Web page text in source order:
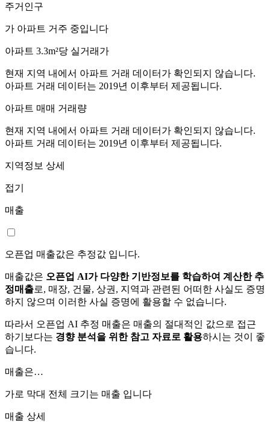
주거인구
가 아파트 거주 중입니다
아파트 3.3m²당 실거래가
현재 지역 내에서 아파트 거래 데이터가 확인되지 않습니다.
아파트 거래 데이터는 2019년 이후부터 제공됩니다.
아파트 매매 거래량
현재 지역 내에서 아파트 거래 데이터가 확인되지 않습니다.
아파트 거래 데이터는 2019년 이후부터 제공됩니다.
지역정보 상세
접기
매출
오픈업 매출값은 추정값 입니다.
매출값은 오픈업 AI가 다양한 기반정보를 학습하여 계산한 추
정매출로, 매장, 건물, 상권, 지역과 관련된 어떠한 사실도 증명
하지 않으며 이러한 사실 증명에 활용할 수 없습니다.
따라서 오픈업 AI 추정 매출은 매출의 절대적인 값으로 접근
하기보다는 경향 분석을 위한 참고 자료로 활용하시는 것이 좋
습니다.
매출은…
가로 막대 전체 크기는 매출 입니다
매출 상세